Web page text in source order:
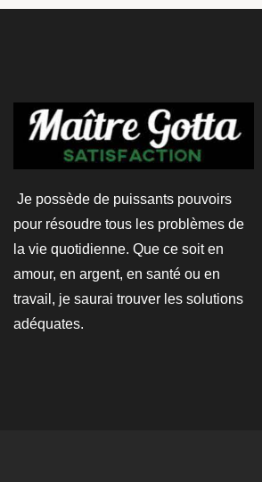
Je possède de puissants pouvoirs
pour résoudre tous les problèmes de
la vie quotidienne. Que ce soit en
amour, en argent, en santé ou en
travail, je saurai trouver les solutions
adéquates.